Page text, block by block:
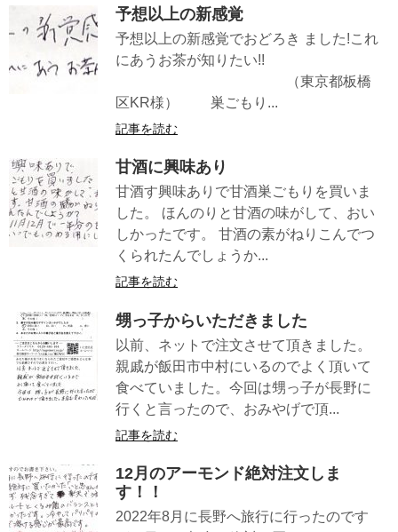
予想以上の新感覚
予想以上の新感覚でおどろき ました!これ
にあうお茶が知りたい!!
（東京都板橋
区KR様） 巣ごもり...
記事を読む
甘酒に興味あり
甘酒す興味ありで甘酒巣ごもりを買いま
した。 ほんのりと甘酒の味がして、おい
しかったです。 甘酒の素がねりこんでつ
くられたんでしょうか...
記事を読む
甥っ子からいただきました
以前、ネットで注文させて頂きました。
親戚が飯田市中村にいるのでよく頂いて
食べていました。今回は甥っ子が長野に
行くと言ったので、おみやげで頂...
記事を読む
12月のアーモンド絶対注文しま
す！！
2022年8月に長野へ旅行に行ったのです